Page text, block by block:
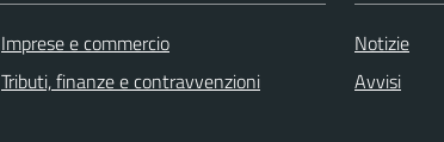
Imprese e commercio
Tributi, finanze e contravvenzioni
Notizie
Avvisi